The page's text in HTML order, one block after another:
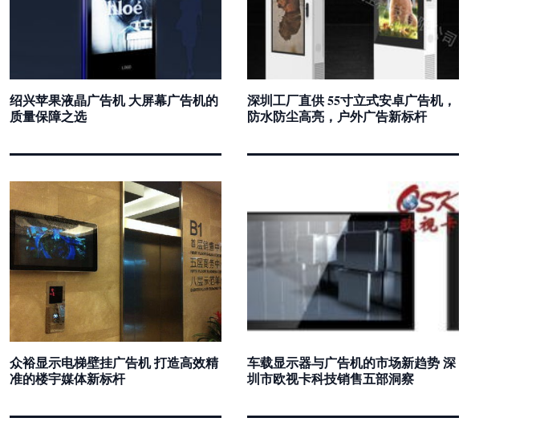
绍兴苹果液晶广告机 大屏幕广告机的
质量保障之选
深圳工厂直供 55寸立式安卓广告机，
防水防尘高亮，户外广告新标杆
众裕显示电梯壁挂广告机 打造高效精
准的楼宇媒体新标杆
车载显示器与广告机的市场新趋势 深
圳市欧视卡科技销售五部洞察